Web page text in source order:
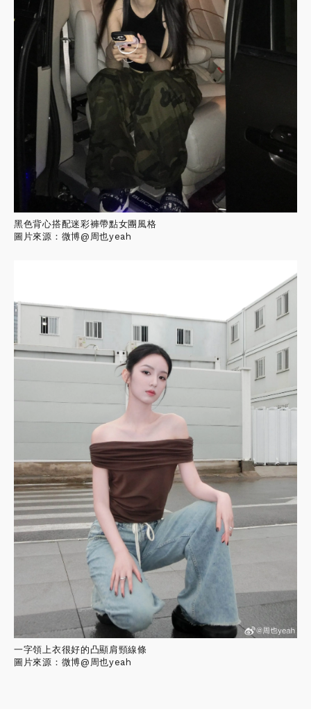
黑色背心搭配迷彩褲帶點女團風格
圖片來源：微博@周也yeah
一字領上衣很好的凸顯肩頸線條
圖片來源：微博@周也yeah